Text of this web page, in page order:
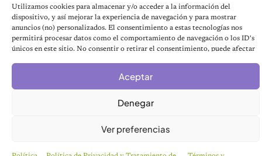
Utilizamos cookies para almacenar y/o acceder a la información del
dispositivo, y así mejorar la experiencia de navegación y para mostrar
anuncios (no) personalizados. El consentimiento a estas tecnologías nos
permitirá procesar datos como el comportamiento de navegación o los ID's
únicos en este sitio. No consentir o retirar el consentimiento, puede afectar
Aceptar
Denegar
Ver preferencias